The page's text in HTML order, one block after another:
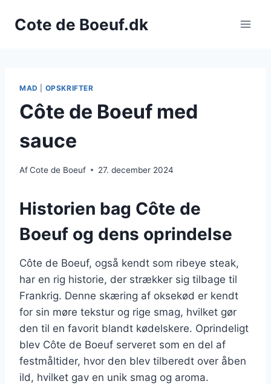
Cote de Boeuf.dk
MAD OPSKRIFTER
Côte de Boeuf med
sauce
AfCote de Boeuf 27. december 2024
Historien bag Côte de
Boeuf og dens oprindelse
Côte de Boeuf, også kendt som ribeye steak,
har en rig historie, der strækker sig tilbage til
Frankrig. Denne skæring af oksekød er kendt
for sin møre tekstur og rige smag, hvilket gør
den til en favorit blandt kødelskere. Oprindeligt
blev Côte de Boeuf serveret som en del af
festmåltider, hvor den blev tilberedt over åben
ild, hvilket gav en unik smag og aroma.